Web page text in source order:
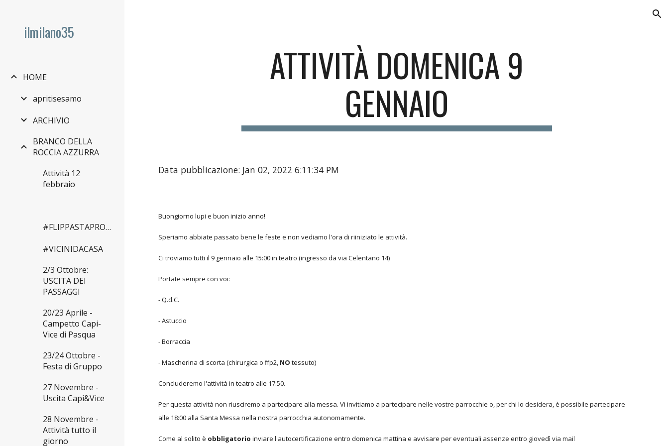
ilmilano35
HOME
apritisesamo
ARCHIVIO
BRANCO DELLA
ROCCIA AZZURRA
Attività 12
febbraio
#FLIPPASTAPROMESSA
#VICINIDACASA
2/3 Ottobre:
USCITA DEI
PASSAGGI
20/23 Aprile -
Campetto Capi-
Vice di Pasqua
23/24 Ottobre -
Festa di Gruppo
27 Novembre -
Uscita Capi&Vice
28 Novembre -
Attività tutto il
giorno
ATTIVITÀ DOMENICA 9
GENNAIO
Data pubblicazione: Jan 02, 2022 6:11:34 PM
Buongiorno lupi e buon inizio anno!
Speriamo abbiate passato bene le feste e non vediamo l'ora di riiniziato le attività.
Ci troviamo tutti il 9 gennaio alle 15:00 in teatro (ingresso da via Celentano 14)
Portate sempre con voi:
- Q.d.C.
- Astuccio
- Borraccia
- Mascherina di scorta (chirurgica o ffp2, NOtessuto)
Concluderemo l'attività in teatro alle 17:50.
Per questa attività non riusciremo a partecipare alla messa. Vi invitiamo a partecipare nelle vostre parrocchie o, per chi lo desidera, è possibile partecipare
alle 18:00 alla Santa Messa nella nostra parrocchia autonomamente.
Come al solito è obbligatorioinviare l'autocertificazione entro domenica mattina e avvisare per eventuali assenze entro giovedì via mail